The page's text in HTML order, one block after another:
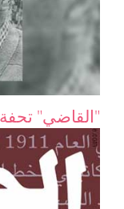
"القاضي"